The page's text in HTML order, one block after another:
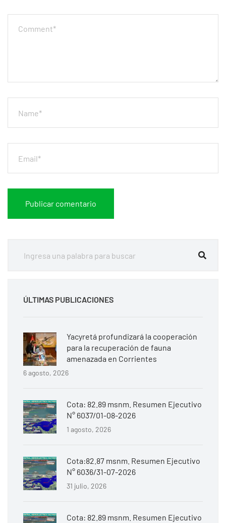
ÚLTIMAS PUBLICACIONES
Yacyretá profundizará la cooperación
para la recuperación de fauna
amenazada en Corrientes
6 agosto, 2026
Cota: 82.89 msnm. Resumen Ejecutivo
N° 6037/01-08-2026
1 agosto, 2026
Cota:82.87 msnm. Resumen Ejecutivo
N° 6036/31-07-2026
31 julio, 2026
Cota: 82.89 msnm. Resumen Ejecutivo